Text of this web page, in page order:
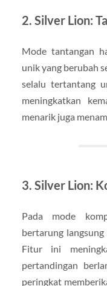
2. Silver Lion:
Mode tantangan
unik yang berubah
selalu tertantang
meningkatkan
menarik juga
3. Silver Lion:
Pada mode
bertarung
Fitur ini
pertandingan
peringkat